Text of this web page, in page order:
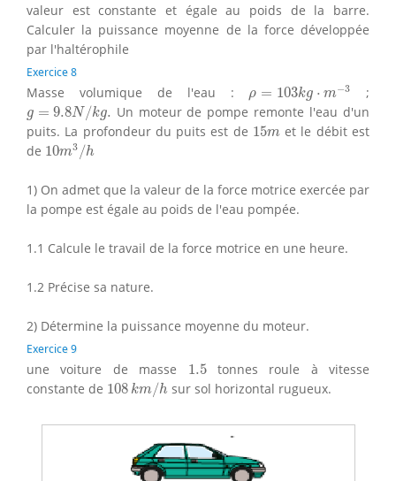
valeur est constante et égale au poids de la barre.
Calculer la puissance moyenne de la force développée
par l'haltérophile
Exercice 8
Masse volumique de l'eau : ρ = 103kg ⋅ m−3
103kg ;
g = 9.8N/kg.
g=9.8N/kg.
Un moteur de pompe remonte l'eau d'un
puits. La profondeur du puits est de 15m
15met le débit est
de 10m3 /h
10 m 3/h
1) On admet que la valeur de la force motrice exercée par
la pompe est égale au poids de l'eau pompée.
1.1 Calcule le travail de la force motrice en une heure.
1.2 Précise sa nature.
2) Détermine la puissance moyenne du moteur.
Exercice 9
une voiture de masse 1.5
1.5tonnes roule à vitesse
constante de 108 km/h
108km /h sur sol horizontal rugueux.